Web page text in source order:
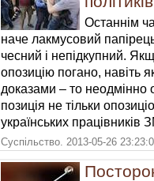
Останнім
наче лакмусовий
чесний і непідкупний.
опозицію погано, навіть
доказами – то
позиція не тільки
українських працівників
Суспільство. 2013-05-26